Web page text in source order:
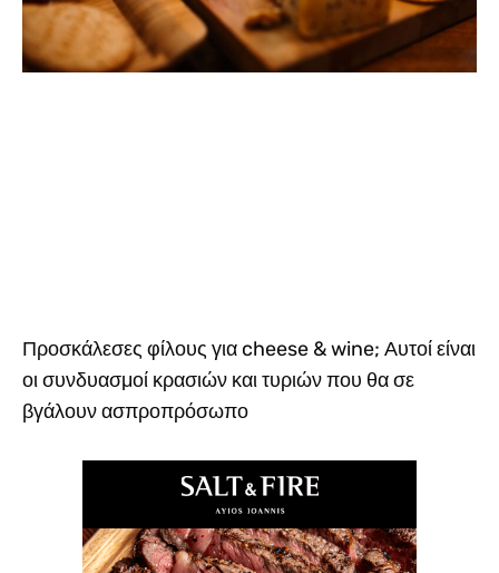
Προσκάλεσες φίλους για cheese & wine; Αυτοί είναι
οι συνδυασμοί κρασιών και τυριών που θα σε
βγάλουν ασπροπρόσωπο